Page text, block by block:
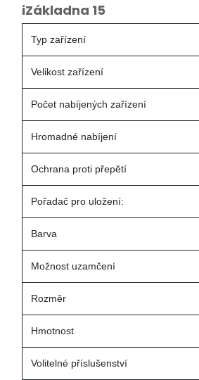
iZákladna 15
Typ zařízení
Velikost zařízení
Počet nabíjených zařízení
Hromadné nabíjení
Ochrana proti přepětí
Pořadač pro uložení:
Barva
Možnost uzamčení
Rozměr
Hmotnost
Volitelné příslušenství